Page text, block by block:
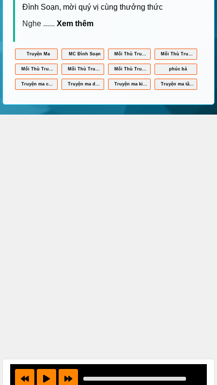
Đình Soạn, mời quý vị cùng thưởng thức
Nghe ...... Xem thêm
Truyện Ma MC Đình Soạn
phúc bá